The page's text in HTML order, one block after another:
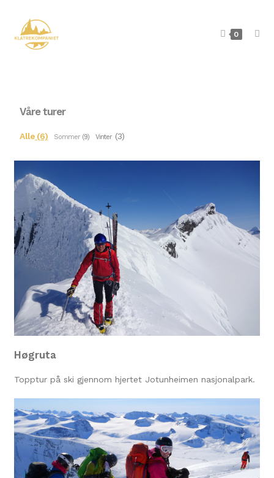
0
Våre turer
Alle(6) Sommer (9) Vinter (3)
Høgruta
Topptur på ski gjennom hjertet Jotunheimen nasjonalpark.